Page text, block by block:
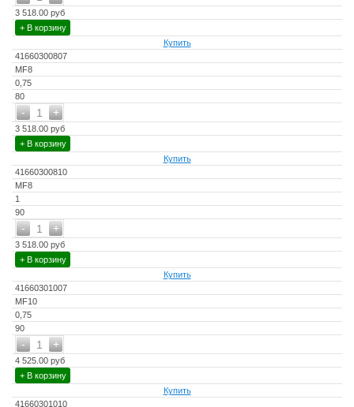
3 518.00 руб
+ В корзину
Купить
41660300807
MF8
0,75
80
+
- 1
3 518.00 руб
+ В корзину
Купить
41660300810
MF8
1
90
+
- 1
3 518.00 руб
+ В корзину
Купить
41660301007
MF10
0,75
90
+
- 1
4 525.00 руб
+ В корзину
Купить
41660301010